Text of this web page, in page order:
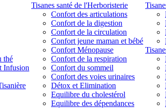
thé
Infusion
Tisanes santé de l'Herboristerie
Confort des articulations
Confort de la digestion
Confort de la circulation
Confort jeune maman et bébé
Confort Ménopause
Confort de la respiration
Confort du sommeil
Confort des voies urinaires
Détox et Elimination
Equilibre du cholestérol
Equilibre des dépendances